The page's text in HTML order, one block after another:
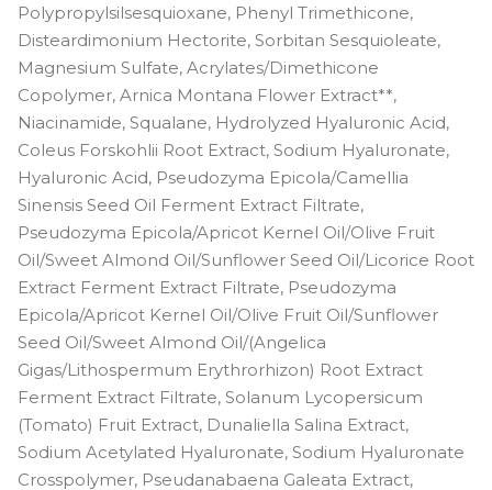
Polypropylsilsesquioxane, Phenyl Trimethicone,
Disteardimonium Hectorite, Sorbitan Sesquioleate,
Magnesium Sulfate, Acrylates/Dimethicone
Copolymer, Arnica Montana Flower Extract**,
Niacinamide, Squalane, Hydrolyzed Hyaluronic Acid,
Coleus Forskohlii Root Extract, Sodium Hyaluronate,
Hyaluronic Acid, Pseudozyma Epicola/Camellia
Sinensis Seed Oil Ferment Extract Filtrate,
Pseudozyma Epicola/Apricot Kernel Oil/Olive Fruit
Oil/Sweet Almond Oil/Sunflower Seed Oil/Licorice Root
Extract Ferment Extract Filtrate, Pseudozyma
Epicola/Apricot Kernel Oil/Olive Fruit Oil/Sunflower
Seed Oil/Sweet Almond Oil/(Angelica
Gigas/Lithospermum Erythrorhizon) Root Extract
Ferment Extract Filtrate, Solanum Lycopersicum
(Tomato) Fruit Extract, Dunaliella Salina Extract,
Sodium Acetylated Hyaluronate, Sodium Hyaluronate
Crosspolymer, Pseudanabaena Galeata Extract,